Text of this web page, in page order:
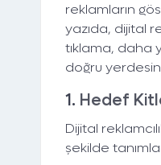
reklamların
yazıda, dijital
tıklama, daha
doğru
1. Hedef
Dijital
şekilde